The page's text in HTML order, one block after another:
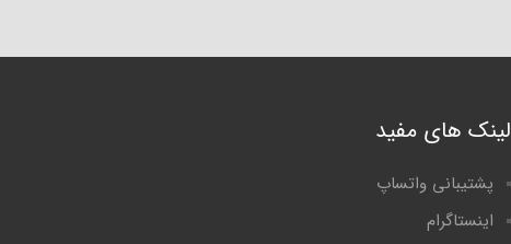
لینک های مفید
پشتیبانی واتساپ
اینستاگرام